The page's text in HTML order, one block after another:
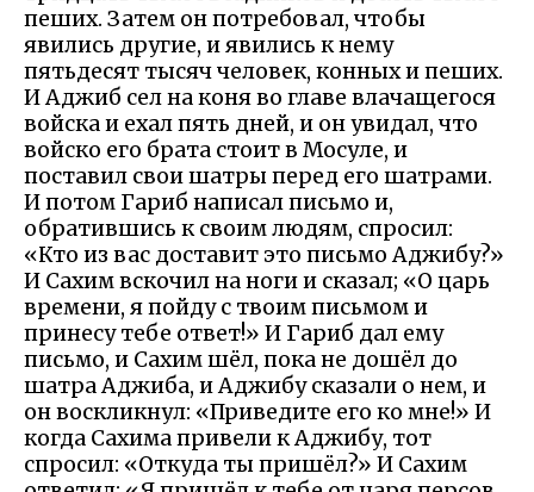
пеших. Затем он потребовал, чтобы
явились другие, и явились к нему
пятьдесят тысяч человек, конных и пеших.
И Аджиб сел на коня во главе влачащегося
войска и ехал пять дней, и он увидал, что
войско его брата стоит в Мосуле, и
поставил свои шатры перед его шатрами.
И потом Гариб написал письмо и,
обратившись к своим людям, спросил:
«Кто из вас доставит это письмо Аджибу?»
И Сахим вскочил на ноги и сказал; «О царь
времени, я пойду с твоим письмом и
принесу тебе ответ!» И Гариб дал ему
письмо, и Сахим шёл, пока не дошёл до
шатра Аджиба, и Аджибу сказали о нем, и
он воскликнул: «Приведите его ко мне!» И
когда Сахима привели к Аджибу, тот
спросил: «Откуда ты пришёл?» И Сахим